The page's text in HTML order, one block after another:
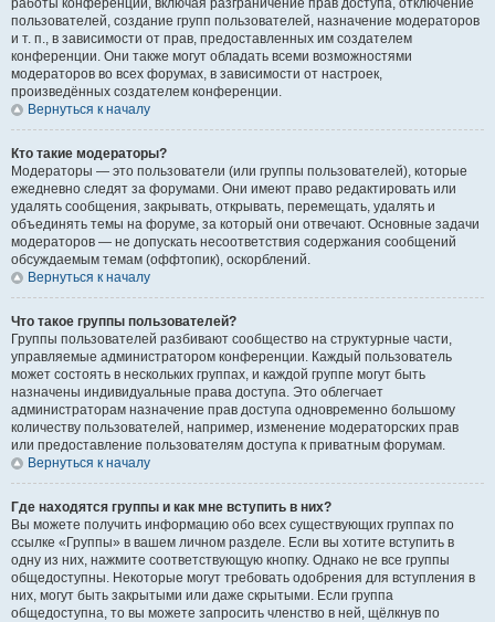
работы конференции, включая разграничение прав доступа, отключение
пользователей, создание групп пользователей, назначение модераторов
и т. п., в зависимости от прав, предоставленных им создателем
конференции. Они также могут обладать всеми возможностями
модераторов во всех форумах, в зависимости от настроек,
произведённых создателем конференции.
Вернуться к началу
Кто такие модераторы?
Модераторы — это пользователи (или группы пользователей), которые
ежедневно следят за форумами. Они имеют право редактировать или
удалять сообщения, закрывать, открывать, перемещать, удалять и
объединять темы на форуме, за который они отвечают. Основные задачи
модераторов — не допускать несоответствия содержания сообщений
обсуждаемым темам (оффтопик), оскорблений.
Вернуться к началу
Что такое группы пользователей?
Группы пользователей разбивают сообщество на структурные части,
управляемые администратором конференции. Каждый пользователь
может состоять в нескольких группах, и каждой группе могут быть
назначены индивидуальные права доступа. Это облегчает
администраторам назначение прав доступа одновременно большому
количеству пользователей, например, изменение модераторских прав
или предоставление пользователям доступа к приватным форумам.
Вернуться к началу
Где находятся группы и как мне вступить в них?
Вы можете получить информацию обо всех существующих группах по
ссылке «Группы» в вашем личном разделе. Если вы хотите вступить в
одну из них, нажмите соответствующую кнопку. Однако не все группы
общедоступны. Некоторые могут требовать одобрения для вступления в
них, могут быть закрытыми или даже скрытыми. Если группа
общедоступна, то вы можете запросить членство в ней, щёлкнув по